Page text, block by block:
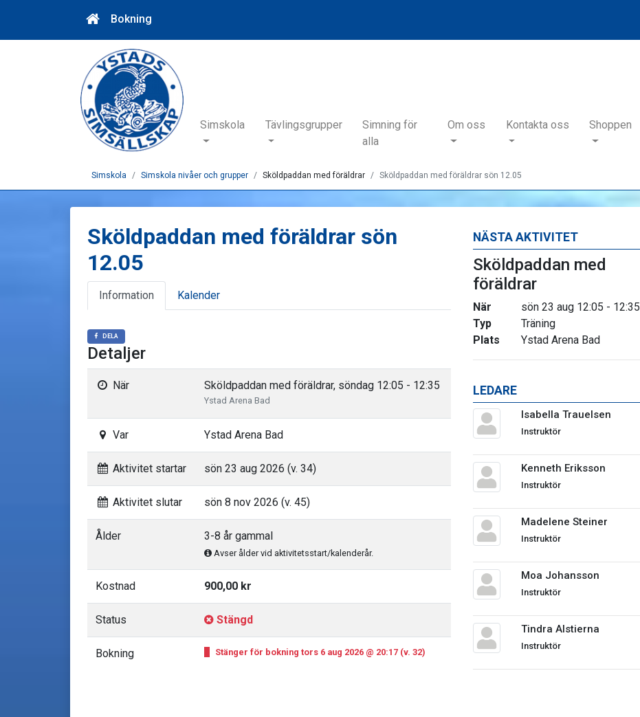
Bokning
Simskola Tävlingsgrupper
Simning för
alla
Om oss Kontakta oss Shoppen
Simskola Simskola nivåer och grupper Sköldpaddan med föräldrar Sköldpaddan med föräldrar sön 12.05
NÄSTA AKTIVITET
Sköldpaddan med
föräldrar
När
sön 23 aug 12:05 - 12:35
Typ
Träning
Plats
Ystad Arena Bad
LEDARE
Isabella Trauelsen
Instruktör
Kenneth Eriksson
Instruktör
Madelene Steiner
Instruktör
Moa Johansson
Instruktör
Tindra Alstierna
Instruktör
Sköldpaddan med föräldrar sön
12.05
Information Kalender
DELA
Detaljer
När Sköldpaddan med föräldrar, söndag 12:05 - 12:35
Ystad Arena Bad
Var Ystad Arena Bad
Aktivitet startar sön 23 aug 2026 (v. 34)
Aktivitet slutar sön 8 nov 2026 (v. 45)
Ålder 3-8 år gammal
Avser ålder vid aktivitetsstart/kalenderår.
Kostnad 900,00 kr
Status Stängd
Bokning Stänger för bokning tors 6 aug 2026 @ 20:17 (v. 32)